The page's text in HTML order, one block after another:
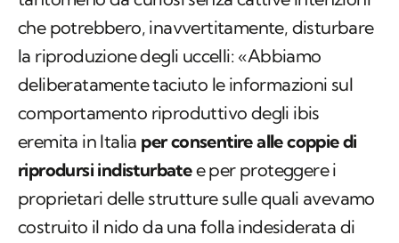
che potrebbero, inavvertitamente, disturbare
la riproduzione degli uccelli: «Abbiamo
deliberatamente taciuto le informazioni sul
comportamento riproduttivo degli ibis
eremita in Italia per consentire alle coppie di
riprodursi indisturbatee per proteggere i
proprietari delle strutture sulle quali avevamo
costruito il nido da una folla indesiderata di